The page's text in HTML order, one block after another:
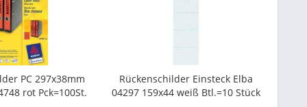
PC 297x38mm
rot Pck=100St.
Rückenschilder Einsteck Elba
04297 159x44 weiß Btl.=10 Stück